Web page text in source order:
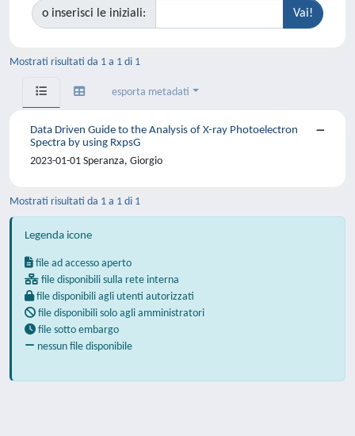
o inserisci le iniziali:
Mostrati risultati da 1 a 1 di 1
esporta metadati
Data Driven Guide to the Analysis of X-ray Photoelectron
Spectra by using RxpsG
2023-01-01 Speranza, Giorgio
Mostrati risultati da 1 a 1 di 1
Legenda icone
file ad accesso aperto
file disponibili sulla rete interna
file disponibili agli utenti autorizzati
file disponibili solo agli amministratori
file sotto embargo
nessun file disponibile